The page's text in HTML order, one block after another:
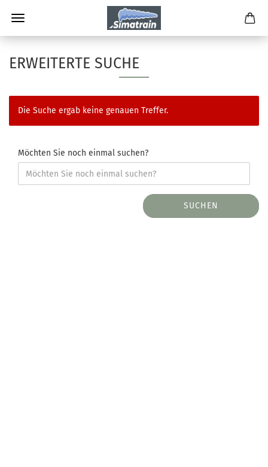
ERWEITERTE SUCHE
Die Suche ergab keine genauen Treffer.
Möchten Sie noch einmal suchen?
SUCHEN